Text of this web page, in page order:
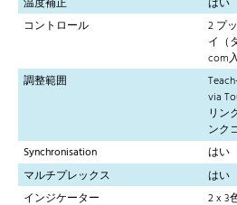
コントロール
2 プ
イ（
com
調整範囲
via
リン
ンク
Synchronisation
はい
マルチプレックス
はい
インジケーター
2 x 3